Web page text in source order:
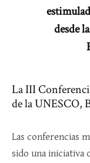
desde
La III
de la UNESCO,
Las conferencias
sido una iniciativa